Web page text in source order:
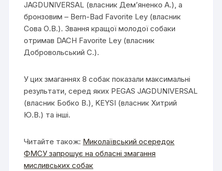
JAGDUNIVERSAL (власник Дем’яненко А.), а
бронзовим – Bern-Bad Favorite Ley (власник
Сова О.В.). Звання кращої молодої собаки
отримав DACH Favorite Ley (власник
Добровольський С.).
У цих змаганнях 8 собак показали максимальні
результати, серед яких PEGAS JAGDUNIVERSAL
(власник Бобко В.), KEYSI (власник Хитрий
Ю.В.) та інші.
Читайте також: Миколаївський осередок
ФМСУ запрошує на обласні змагання
мисливських собак